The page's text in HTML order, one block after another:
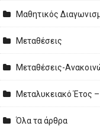
Μαθητικός
Μεταθέσεις
Μεταθέσεις-
Μεταλυκειακό Έτος
Όλα τα άρθρα